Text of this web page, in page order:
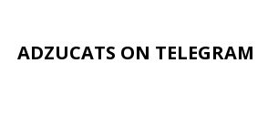
ADZUCATS ON TELEGRAM